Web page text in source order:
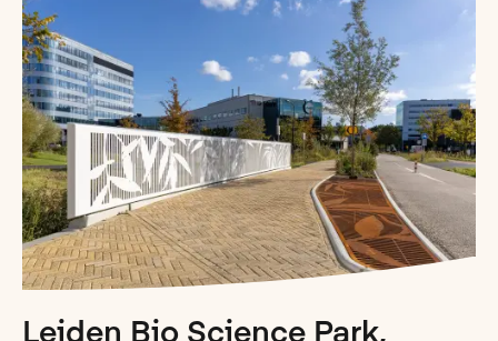
Leiden Bio Science Park,